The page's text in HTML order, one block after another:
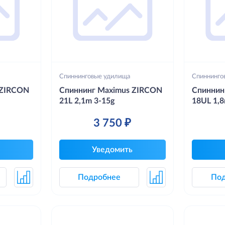
Спиннинговые удилища
Спиннинг Maximus ZIRCON
21L 2,1m 3-15g
3 750 ₽
Уведомить
Подробнее
18UL